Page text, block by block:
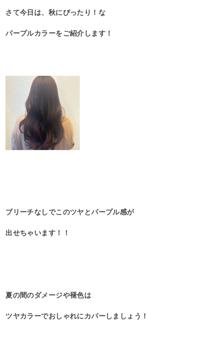
さて今日は、秋にぴったり！な
パープルカラーをご紹介します！
ブリーチなしでこのツヤとパープル感が
出せちゃいます！！
夏の間のダメージや褪色は
ツヤカラーでおしゃれにカバーしましょう！